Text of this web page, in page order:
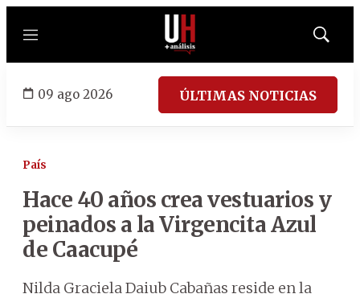
Menú
Mostrar
09 ago 2026 ÚLTIMAS NOTICIAS
País
Hace 40 años crea vestuarios y
peinados a la Virgencita Azul
de Caacupé
Nilda Graciela Daiub Cabañas reside en la